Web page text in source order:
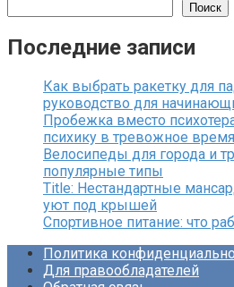
Поиск
Последние записи
Как выбрать ракетку для
руководство для
Пробежка вместо
психику в тревожное время
Велосипеды для города и
популярные типы
Title: Нестандартные
уют под крышей
Спортивное питание: что
Политика
Для правообладателей